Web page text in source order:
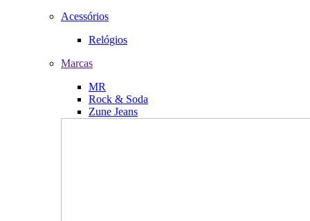
Acessórios
Relógios
Marcas
MR
Rock & Soda
Zune Jeans